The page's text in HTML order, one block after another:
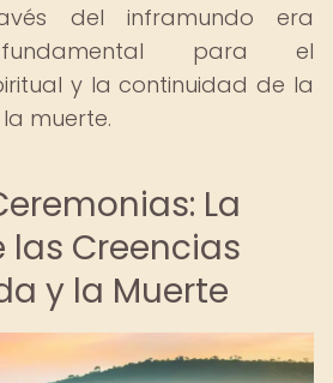
del inframundo era
fundamental para el
y la continuidad de la
muerte.
La
las Creencias
y la Muerte